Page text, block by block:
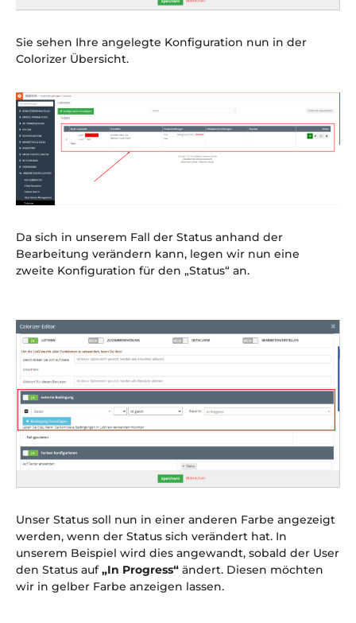
Sie sehen Ihre angelegte Konfiguration nun in der
Colorizer Übersicht.
Da sich in unserem Fall der Status anhand der
Bearbeitung verändern kann, legen wir nun eine
zweite Konfiguration für den „Status“ an.
Unser Status soll nun in einer anderen Farbe angezeigt
werden, wenn der Status sich verändert hat. In
unserem Beispiel wird dies angewandt, sobald der User
den Status auf„In Progress“ ändert. Diesen möchten
wir in gelber Farbe anzeigen lassen.